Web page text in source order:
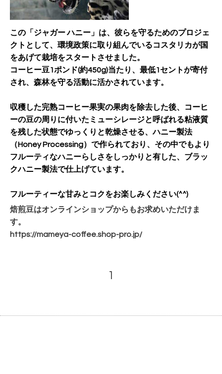
この「ジャガー ハニー」は、彼らを守るためのプロジェ
クトとして、環境政策に取り組んでいるコスタリカが国
をあげて栽培をスタートさせました。
コーヒー豆1ポンド(約450g)当たり、最低1セントが寄付
され、森林を守る活動に活かされています。
収穫した完熟コーヒー果実の果肉を除去した後、コーヒ
ーの豆の周りに付いたミューシレージと呼ばれる粘液質
を残した状態でゆっくりと乾燥させる、ハニー製法
（Honey Processing）で作られており、その中でもより
フルーティなハニーらしさをしっかりと有した、ブラッ
クハニー製法で仕上げています。
フルーティーな甘みとコクをお楽しみください(^^)
焙煎豆はオンラインショップからもお求めいただけま
す。
https://mameya-coffee.shop-pro.jp/
1